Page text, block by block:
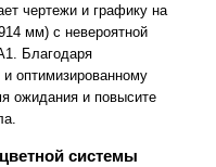
чертежи и графику на
мм) с невероятной
Благодаря
оптимизированному
ожидания и повысите
системы